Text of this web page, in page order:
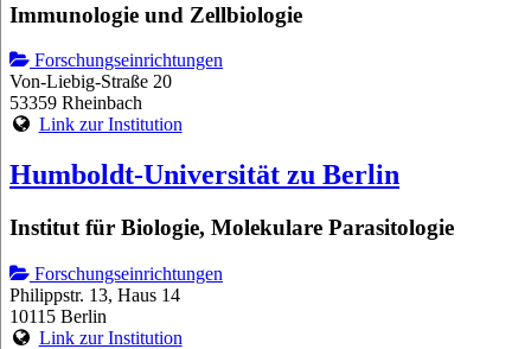
Immunologie und Zellbiologie
Forschungseinrichtungen
Von-Liebig-Straße 20
53359 Rheinbach
Link zur Institution
Humboldt-Universität zu Berlin
Institut für Biologie, Molekulare Parasitologie
Forschungseinrichtungen
Philippstr. 13, Haus 14
10115 Berlin
Link zur Institution